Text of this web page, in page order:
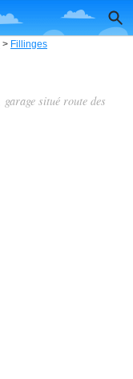
> Fillinges
situé route des